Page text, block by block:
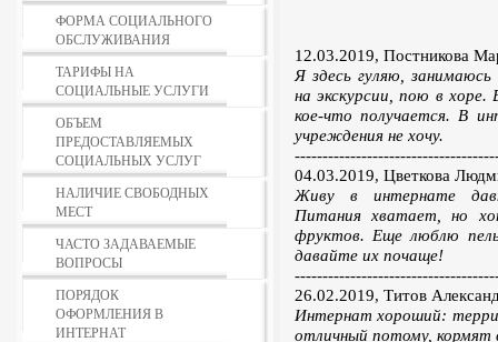
ФОРМА СОЦИАЛЬНОГО
ОБСЛУЖИВАНИЯ
ТАРИФЫ НА
СОЦИАЛЬНЫЕ УСЛУГИ
ОБЪЕМ
ПРЕДОСТАВЛЯЕМЫХ
СОЦИАЛЬНЫХ УСЛУГ
НАЛИЧИЕ СВОБОДНЫХ
МЕСТ
ЧАСТО ЗАДАВАЕМЫЕ
ВОПРОСЫ
ПОРЯДОК
ОФОРМЛЕНИЯ В
ИНТЕРНАТ
12.03.2019, Постникова
Я здесь гуляю,
на экскурсии, пою в
кое-что получается. В
учреждения не хочу.
04.03.2019, Цветкова
Живу в интернате
Питания хватает, но
фруктов. Еще люблю
давайте их почаще!
26.02.2019, Титов
Интернат хороший:
отличный потому, кормят